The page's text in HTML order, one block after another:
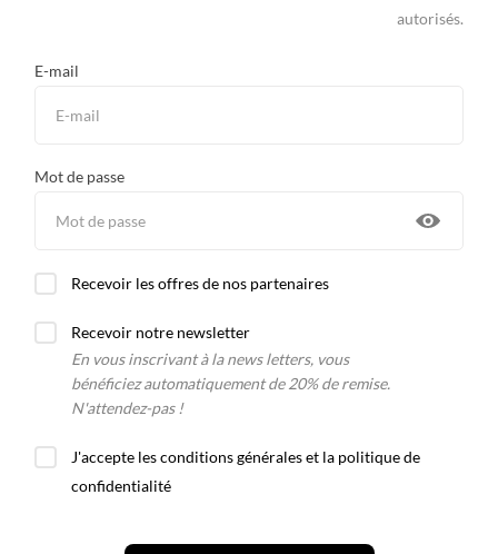
autorisés.
E-mail
Mot de passe
Recevoir les offres de nos partenaires
Recevoir notre newsletter
En vous inscrivant à la news letters, vous
bénéficiez automatiquement de 20% de remise.
N'attendez-pas !
J'accepte les conditions générales et la politique de
confidentialité